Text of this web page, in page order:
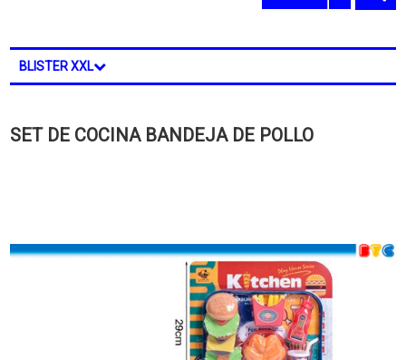
BLISTER XXL
SET DE COCINA BANDEJA DE POLLO